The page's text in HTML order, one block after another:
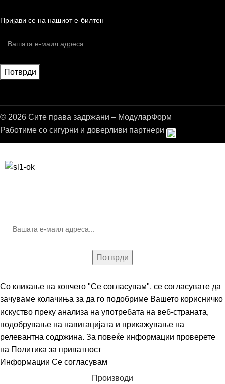
Пријави се на нашиот е-билтен
© 2026 Сите права задржани – МодуларФорм
Работиме со сигурни и доверливи партнери
Со кликање на копчето "Се согласувам", се согласувате да
зачуваме колачиња за да го подобриме Вашето корисничко
искуство преку анализа на употребата на веб-страната,
подобрување на навигацијата и прикажување на
релевантна содржина. За повеќе информации проверете
на Политика за приватност
Информации Се согласувам
Производи